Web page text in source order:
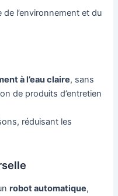
de l’environnement et du
à l’eau claire, sans
de produits d’entretien
réduisant les
robot automatique,